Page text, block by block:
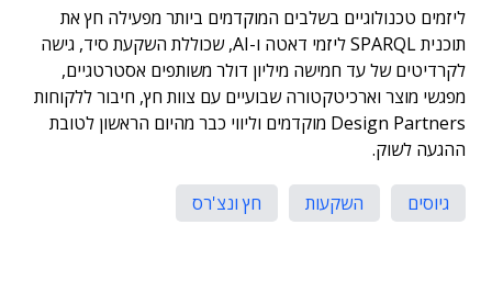
ליזמים טכנולוגיים בשלבים המוקדמים ביותר מפעילה חץ את
תוכנית SPARQL ליזמי דאטה ו-AI, שכוללת השקעת סיד, גישה
לקרדיטים של עד חמישה מיליון דולר משותפים אסטרטגיים,
מפגשי מוצר וארכיטקטורה שבועיים עם צוות חץ, חיבור ללקוחות
Design Partners מוקדמים וליווי כבר מהיום הראשון לטובת
ההגעה לשוק.
גיוסים השקעות חץ ונצ'רס